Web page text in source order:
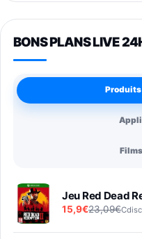
BONS PLANS LIVE
Jeu Red Dead
15,9€23,09€